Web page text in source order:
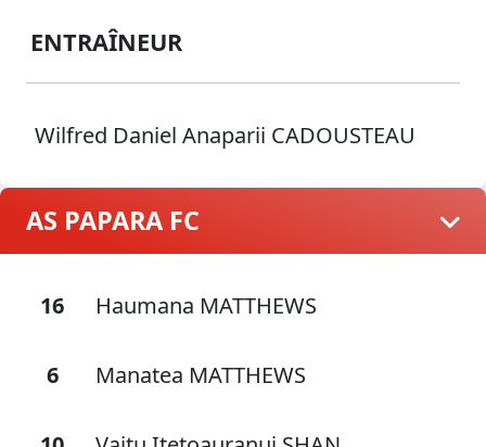
ENTRAÎNEUR
Wilfred Daniel Anaparii CADOUSTEAU
AS PAPARA FC
16 Haumana MATTHEWS
6 Manatea MATTHEWS